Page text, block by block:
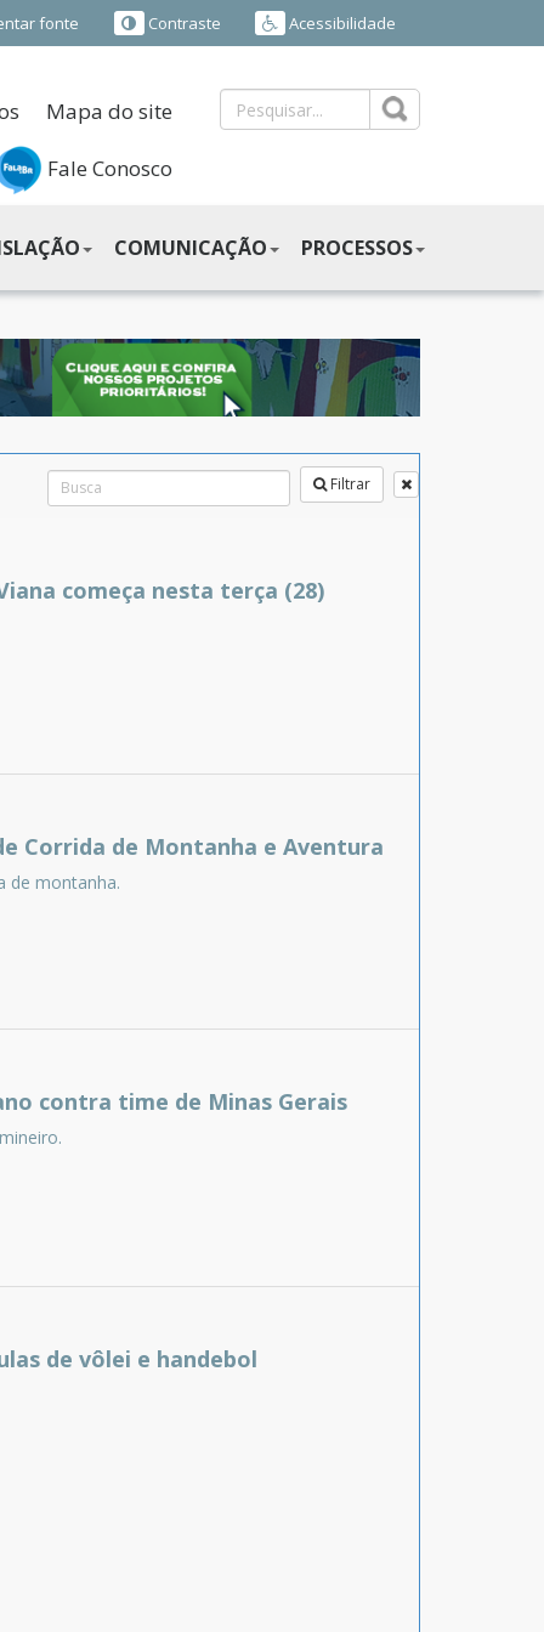
fonte Contraste Acessibilidade
Mapa do site
Fale Conosco
COMUNICAÇÃO PROCESSOS
Filtrar
começa nesta terça (28)
Corrida de Montanha e Aventura
de montanha.
contra time de Minas Gerais
de vôlei e handebol